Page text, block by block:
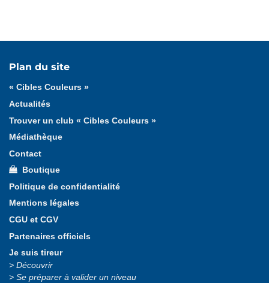
Trophée valeurs et qualités
Plan du site
« Cibles Couleurs »
Actualités
Trouver un club « Cibles Couleurs »
Médiathèque
Contact
Boutique
Politique de confidentialité
Mentions légales
CGU et CGV
Partenaires officiels
Je suis tireur
Découvrir
Se préparer à valider un niveau